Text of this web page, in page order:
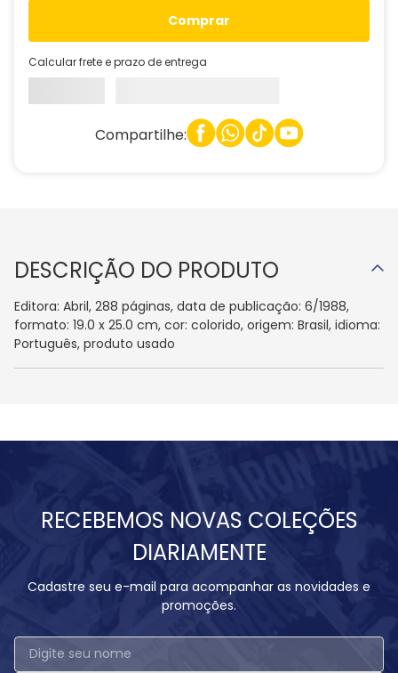
comprar
Calcular frete e prazo de entrega
Compartilhe:
DESCRIÇÃO DO PRODUTO
Editora: Abril, 288 páginas, data de publicação: 6/1988,
formato: 19.0 x 25.0 cm, cor: colorido, origem: Brasil, idioma:
Português, produto usado
RECEBEMOS NOVAS COLEÇÕES
DIARIAMENTE
Cadastre seu e-mail para acompanhar as novidades e
promoções.